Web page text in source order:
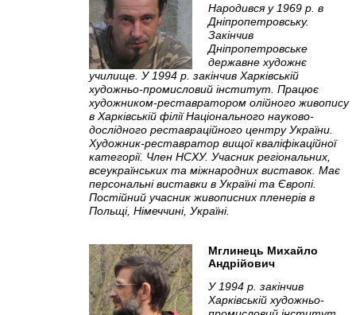
Народився у 1969 р. в
Дніпропетровську.
Закінчив
Дніпропетровське
державне художнє
училище. У 1994 р. закінчив Харківській
художньо-промисловий інститут. Працює
художником-реставратором олійного живопису
в Харківській фiлiї Національного науково-
дослідного реставраційного центру України.
Художник-реставратор вищої кваліфікаційної
категорії. Член НСХУ. Учасник регіональних,
всеукраїнських та міжнародних виставок. Має
персональні виставки в Україні та Європі.
Постійний учасник живописних пленерів в
Польщі, Німеччині, Україні.
Мглинець Михайло
Андрійович
У 1994 р. закінчив
Харківській художньо-